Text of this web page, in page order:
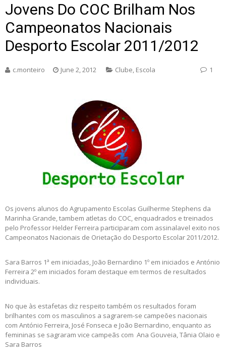
Jovens Do COC Brilham Nos
Campeonatos Nacionais
Desporto Escolar 2011/2012
c.monteiro June 2, 2012 Clube, Escola 1
Os jovens alunos do Agrupamento Escolas Guilherme Stephens da
Marinha Grande, tambem atletas do COC, enquadrados e treinados
pelo Professor Helder Ferreira participaram com assinalavel exito nos
Campeonatos Nacionais de Orietação do Desporto Escolar 2011/2012.
Sara Barros 1ª em iniciadas, João Bernardino 1º em iniciados e António
Ferreira 2º em iniciados foram destaque em termos de resultados
individuais.
No que às estafetas diz respeito também os resultados foram
brilhantes com os masculinos a sagrarem-se campeões nacionais
com António Ferreira, José Fonseca e João Bernardino, enquanto as
femininas se sagraram vice campeãs com Ana Gouveia, Tânia Olaio e
Sara Barros